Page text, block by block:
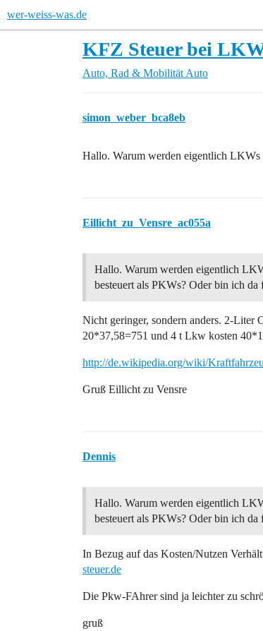
wer-weiss-was.de
KFZ Steuer bei
Auto, Rad & Mobilität Auto
simon_weber_bca8eb
Hallo. Warum werden eigentlich LKWs
Eillicht_zu_Vensre_ac055a
Hallo. Warum werden eigentlich
besteuert als PKWs? Oder bin ich da
Nicht geringer, sondern anders. 2-
20*37,58=751 und 4 t Lkw kosten
http://de.wikipedia.org/wiki/
Gruß Eillicht zu Vensre
Dennis
Hallo. Warum werden eigentlich
besteuert als PKWs? Oder bin ich da
In Bezug auf das Kosten/Nutzen
steuer.de
Die Pkw-FAhrer sind ja leichter zu
gruß